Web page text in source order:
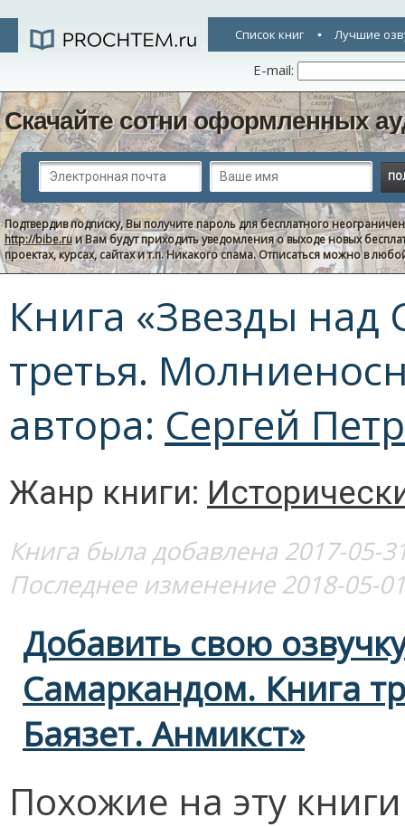
Список книг Лучшие
E-mail:
Скачайте сотни оформленных
Подтвердив подписку, Вы получите пароль для бесплатного
http://bibe.ruи Вам будут приходить уведомления о выходе новых
проектах, курсах, сайтах и т.п. Никакого спама. Отписаться можно в
Книга «Звезды
третья.
автора: Сергей
Жанр книги:
Книга была добавлена 2017-05-
Последнее изменение 2018-05-
Добавить свою
Самаркандом. Книга
Баязет. Анмикст»
Похожие на эту